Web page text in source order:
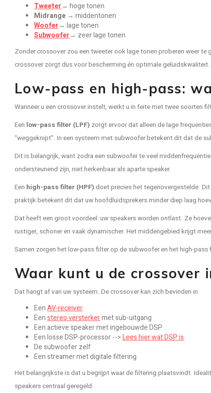
Tweeter→ hoge tonen
Midrange → middentonen
Woofer→ lage tonen
Subwoofer→ zeer lage tonen
Zonder crossover zou een tweeter ook lage tonen proberen weer
crossover zorgt dus voor bescherming én optimale geluidskwaliteit.
Low-pass en high-pass:
Wanneer u een crossover instelt, werkt u in feite met twee soorten
Een low-pass filter (LPF) zorgt ervoor dat alleen de lage
“weggeknipt”. In een systeem met subwoofer betekent dit dat de
Dit is belangrijk, want zodra een subwoofer te veel
ondersteunend zijn, niet herkenbaar als aparte speaker.
Een high-pass filter (HPF) doet precies het tegenovergestelde.
praktijk betekent dit dat uw hoofdluidsprekers minder diep laag
Dat heeft een groot voordeel: uw speakers worden ontlast. Ze
rustiger, schoner en vaak dynamischer. Het middengebied krijgt
Samen zorgen het low-pass filter op de subwoofer en het high-
Waar kunt u de crossover
Dat hangt af van uw systeem. De crossover kan zich bevinden in:
EenAV-receiver
Eenstereo versterkermet sub-uitgang
Een actieve speaker met ingebouwde DSP
Een losse DSP-processor -->Lees hier wat DSP is.
De subwoofer zelf
Een streamer met digitale filtering
Het belangrijkste is dat u begrijpt waar de filtering plaatsvindt.
speakers centraal geregeld.